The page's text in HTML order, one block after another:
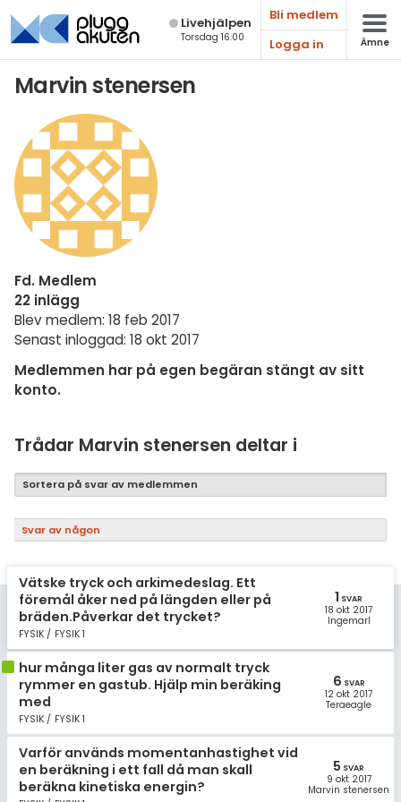
Live­hjälpen
Torsdag 16:00
Bli medlem
Logga in
Ämne
Marvin stenersen
Fd. Medlem
22 inlägg
Blev medlem: 18 feb 2017
Senast inloggad: 18 okt 2017
Medlemmen har på egen begäran stängt av sitt
konto.
Trådar Marvin stenersen deltar i
Sortera på svar av medlemmen
Svar av någon
Vätske tryck och arkimedeslag. Ett
föremål åker ned på längden eller på
bräden.Påverkar det trycket?
FYSIK / FYSIK 1
1 SVAR
18 okt 2017
IngemarI
hur många liter gas av normalt tryck
rymmer en gastub. Hjälp min beräking
med
FYSIK / FYSIK 1
6 SVAR
12 okt 2017
Teraeagle
Varför används momentanhastighet vid
en beräkning i ett fall då man skall
beräkna kinetiska energin?
5 SVAR
9 okt 2017
Marvin stenersen
Matematik
Fler språk
Ekonomi
Fler ämnen
Övriga diskussioner
Topplistor
För lärare
Om Pluggakuten